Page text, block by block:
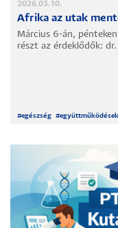
2026.03.10.
Afrika az utak
Március 6-án,
részt az érdeklődők:
#egészség #együttműködések